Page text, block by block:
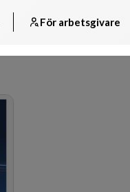
För arbetsgivare